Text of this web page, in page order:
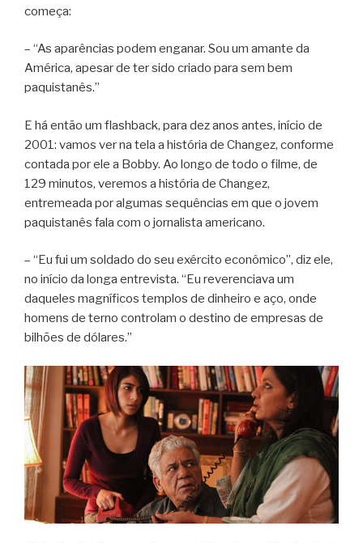
começa:
– “As aparências podem enganar. Sou um amante da
América, apesar de ter sido criado para sem bem
paquistanês.”
E há então um flashback, para dez anos antes, início de
2001: vamos ver na tela a história de Changez, conforme
contada por ele a Bobby. Ao longo de todo o filme, de
129 minutos, veremos a história de Changez,
entremeada por algumas sequências em que o jovem
paquistanês fala com o jornalista americano.
– “Eu fui um soldado do seu exército econômico”, diz ele,
no início da longa entrevista. “Eu reverenciava um
daqueles magníficos templos de dinheiro e aço, onde
homens de terno controlam o destino de empresas de
bilhões de dólares.”